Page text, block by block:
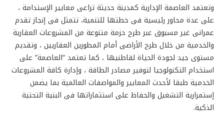
وتعتمد العاصمة الإدارية كمدينة حديثة تراعى معايير الإستدامة ،
على عدة محاور رئيسية فى خطتها للتنمية، تتمثل فى إنجاز تقدم
عمرانى غير مسبوق عبر طرح حزمة متنوعة من المشروعات العقارية
والخدمية من خلال طرح الأراضى أمام المطورين العقاريين ، وتقديم
مستوى جيد لجودة الحياة لقاطنيها ، كما تعتمد “العاصمة” على
استخدام التكنولوجيا لتوفير مصادر الطاقة ، وإدارة كافة المشروعات
الخدمية طبقا لأحدث المعايير والمواصفات العالمية بما يضمن
إستمرارية التشغيل والحفاظ على استثماراتها فى البنية التحتية
الذكية.